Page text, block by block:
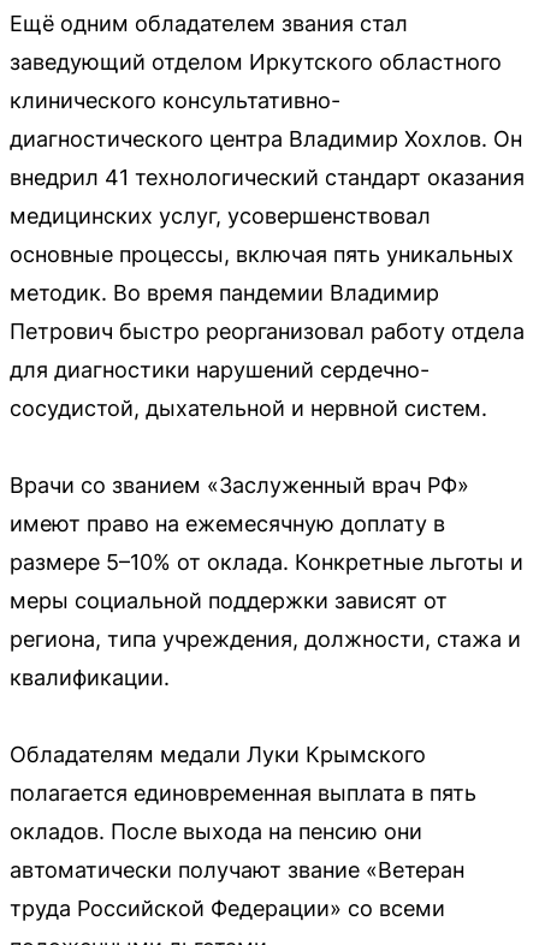
Ещё одним обладателем звания стал
заведующий отделом Иркутского областного
клинического консультативно-
диагностического центра Владимир Хохлов. Он
внедрил 41 технологический стандарт оказания
медицинских услуг, усовершенствовал
основные процессы, включая пять уникальных
методик. Во время пандемии Владимир
Петрович быстро реорганизовал работу отдела
для диагностики нарушений сердечно-
сосудистой, дыхательной и нервной систем.
Врачи со званием «Заслуженный врач РФ»
имеют право на ежемесячную доплату в
размере 5–10% от оклада. Конкретные льготы и
меры социальной поддержки зависят от
региона, типа учреждения, должности, стажа и
квалификации.
Обладателям медали Луки Крымского
полагается единовременная выплата в пять
окладов. После выхода на пенсию они
автоматически получают звание «Ветеран
труда Российской Федерации» со всеми